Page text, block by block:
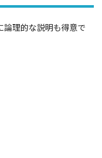
論理的な説明も得意で